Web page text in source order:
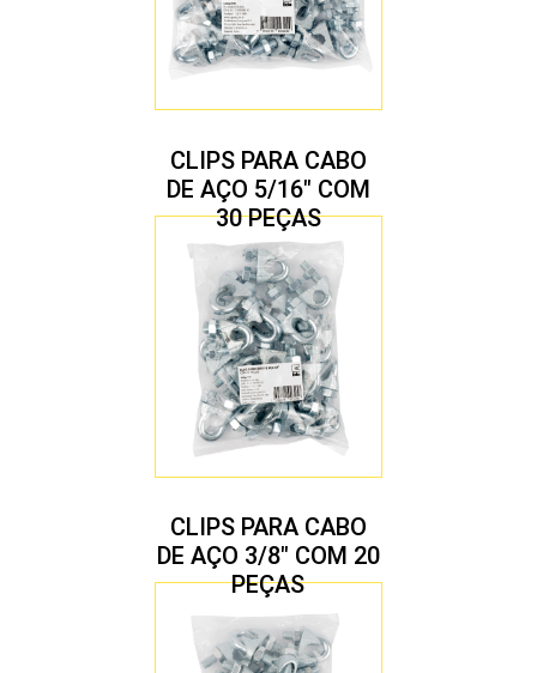
CLIPS PARA CABO
DE AÇO 5/16″ COM
30 PEÇAS
CLIPS PARA CABO
DE AÇO 3/8″ COM 20
PEÇAS